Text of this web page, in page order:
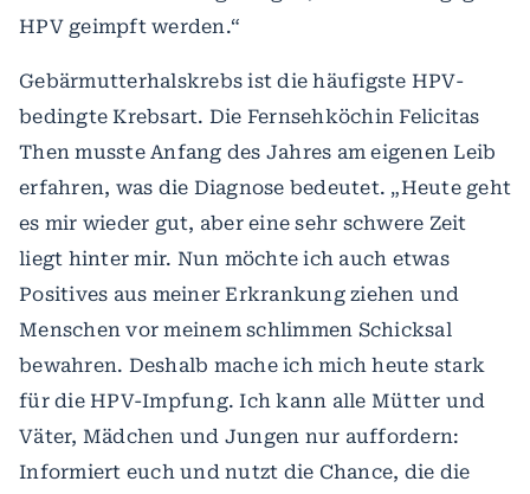
HPV geimpft werden.“
Gebärmutterhalskrebs ist die häufigste HPV-
bedingte Krebsart. Die Fernsehköchin Felicitas
Then musste Anfang des Jahres am eigenen Leib
erfahren, was die Diagnose bedeutet. „Heute geht
es mir wieder gut, aber eine sehr schwere Zeit
liegt hinter mir. Nun möchte ich auch etwas
Positives aus meiner Erkrankung ziehen und
Menschen vor meinem schlimmen Schicksal
bewahren. Deshalb mache ich mich heute stark
für die HPV-Impfung. Ich kann alle Mütter und
Väter, Mädchen und Jungen nur auffordern:
Informiert euch und nutzt die Chance, die die